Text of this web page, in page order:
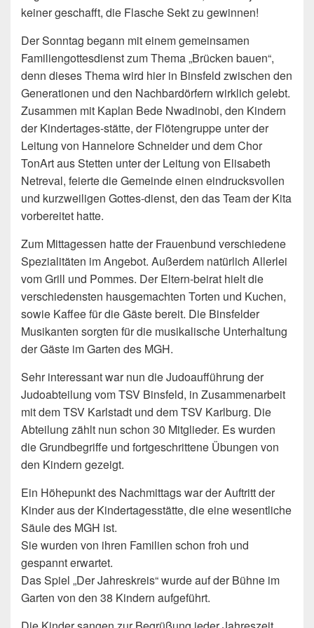
keiner geschafft, die Flasche Sekt zu gewinnen!
Der Sonntag begann mit einem gemeinsamen
Familiengottesdienst zum Thema „Brücken bauen“,
denn dieses Thema wird hier in Binsfeld zwischen den
Generationen und den Nachbardörfern wirklich gelebt.
Zusammen mit Kaplan Bede Nwadinobi, den Kindern
der Kindertages-stätte, der Flötengruppe unter der
Leitung von Hannelore Schneider und dem Chor
TonArt aus Stetten unter der Leitung von Elisabeth
Netreval, feierte die Gemeinde einen eindrucksvollen
und kurzweiligen Gottes-dienst, den das Team der Kita
vorbereitet hatte.
Zum Mittagessen hatte der Frauenbund verschiedene
Spezialitäten im Angebot. Außerdem natürlich Allerlei
vom Grill und Pommes. Der Eltern-beirat hielt die
verschiedensten hausgemachten Torten und Kuchen,
sowie Kaffee für die Gäste bereit. Die Binsfelder
Musikanten sorgten für die musikalische Unterhaltung
der Gäste im Garten des MGH.
Sehr interessant war nun die Judoaufführung der
Judoabteilung vom TSV Binsfeld, in Zusammenarbeit
mit dem TSV Karlstadt und dem TSV Karlburg. Die
Abteilung zählt nun schon 30 Mitglieder. Es wurden
die Grundbegriffe und fortgeschrittene Übungen von
den Kindern gezeigt.
Ein Höhepunkt des Nachmittags war der Auftritt der
Kinder aus der Kindertagesstätte, die eine wesentliche
Säule des MGH ist.
Sie wurden von ihren Familien schon froh und
gespannt erwartet.
Das Spiel „Der Jahreskreis“ wurde auf der Bühne im
Garten von den 38 Kindern aufgeführt.